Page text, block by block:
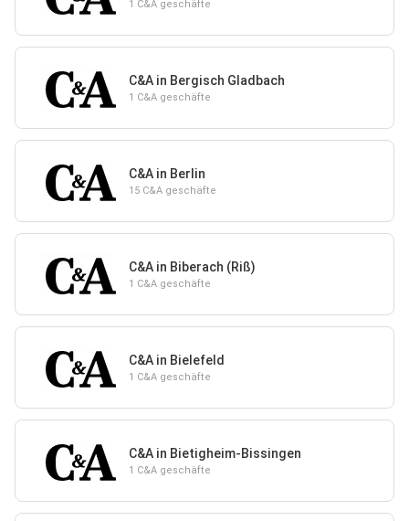
1 C&A geschäfte
C&A in Bergisch Gladbach
1 C&A geschäfte
C&A in Berlin
15 C&A geschäfte
C&A in Biberach (Riß)
1 C&A geschäfte
C&A in Bielefeld
1 C&A geschäfte
C&A in Bietigheim-Bissingen
1 C&A geschäfte